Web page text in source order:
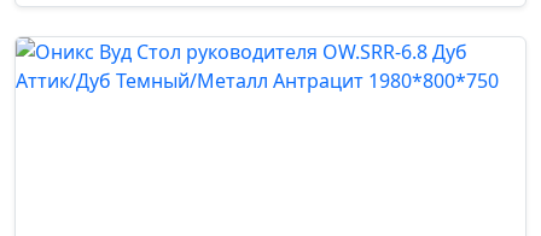
Высота спинки см.
41